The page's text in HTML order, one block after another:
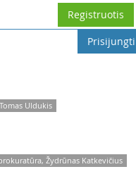
Registruotis
Prisijungti
Uldukis
Žydrūnas Katkevičius